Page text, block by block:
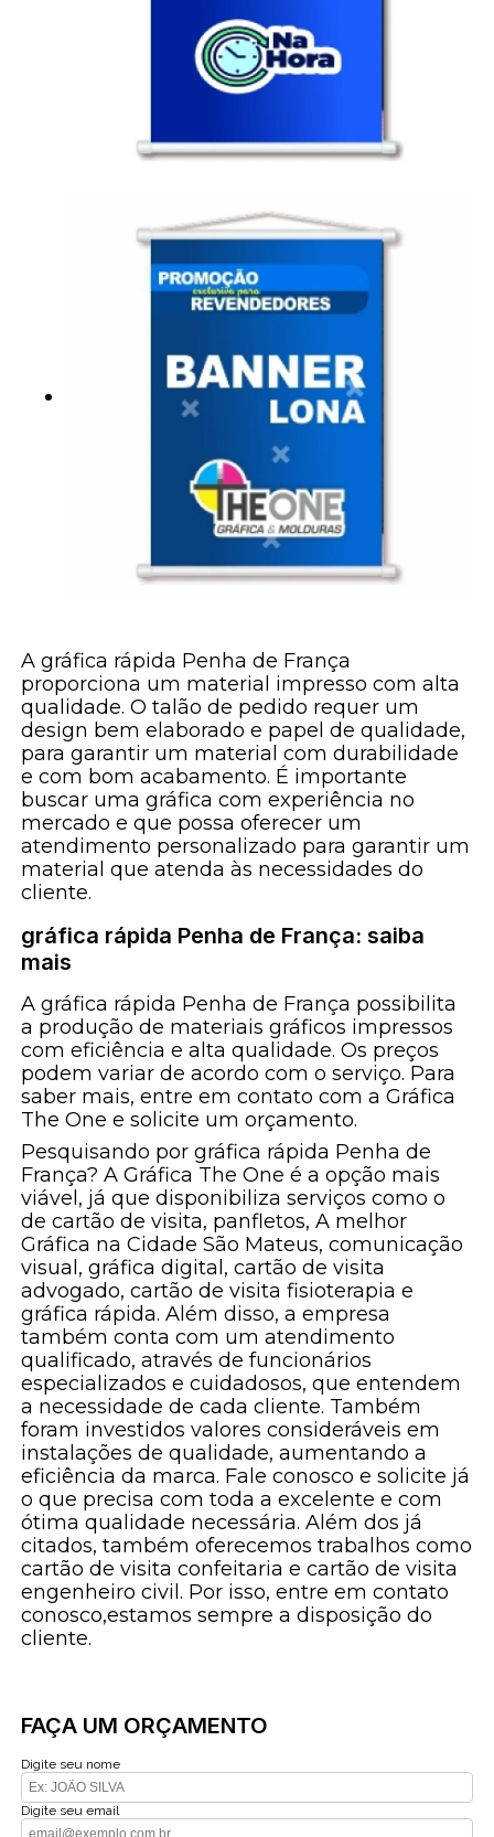
A gráfica rápida Penha de França
proporciona um material impresso com alta
qualidade. O talão de pedido requer um
design bem elaborado e papel de qualidade,
para garantir um material com durabilidade
e com bom acabamento. É importante
buscar uma gráfica com experiência no
mercado e que possa oferecer um
atendimento personalizado para garantir um
material que atenda às necessidades do
cliente.
gráfica rápida Penha de França: saiba
mais
A gráfica rápida Penha de França possibilita
a produção de materiais gráficos impressos
com eficiência e alta qualidade. Os preços
podem variar de acordo com o serviço. Para
saber mais, entre em contato com a Gráfica
The One e solicite um orçamento.
Pesquisando por gráfica rápida Penha de
França? A Gráfica The One é a opção mais
viável, já que disponibiliza serviços como o
de cartão de visita, panfletos, A melhor
Gráfica na Cidade São Mateus, comunicação
visual, gráfica digital, cartão de visita
advogado, cartão de visita fisioterapia e
gráfica rápida. Além disso, a empresa
também conta com um atendimento
qualificado, através de funcionários
especializados e cuidadosos, que entendem
a necessidade de cada cliente. Também
foram investidos valores consideráveis em
instalações de qualidade, aumentando a
eficiência da marca. Fale conosco e solicite já
o que precisa com toda a excelente e com
ótima qualidade necessária. Além dos já
citados, também oferecemos trabalhos como
cartão de visita confeitaria e cartão de visita
engenheiro civil. Por isso, entre em contato
conosco,estamos sempre a disposição do
cliente.
FAÇA UM ORÇAMENTO
Digite seu nome
Digite seu email